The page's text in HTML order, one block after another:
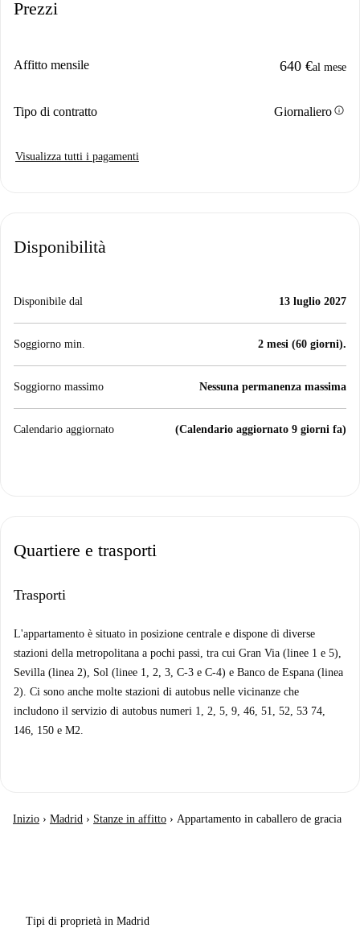
Prezzi
Affitto mensile 640 €al mese
Tipo di contratto Giornalieroinfo
Visualizza tutti i pagamenti
Disponibilità
Disponibile dal 13 luglio 2027
Soggiorno min. 2 mesi (60 giorni).
Soggiorno massimo Nessuna permanenza massima
Calendario aggiornato (Calendario aggiornato 9 giorni fa)
Quartiere e trasporti
Trasporti
L'appartamento è situato in posizione centrale e dispone di diverse
stazioni della metropolitana a pochi passi, tra cui Gran Via (linee 1 e 5),
Sevilla (linea 2), Sol (linee 1, 2, 3, C-3 e C-4) e Banco de Espana (linea
2). Ci sono anche molte stazioni di autobus nelle vicinanze che
includono il servizio di autobus numeri 1, 2, 5, 9, 46, 51, 52, 53 74,
146, 150 e M2.
Inizio › Madrid › Stanze in affitto › Appartamento in caballero de gracia
Tipi di proprietà in Madrid